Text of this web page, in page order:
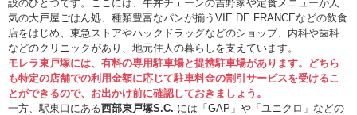
設のひとつです。ここには、牛丼チェーンの吉野家や定食メニューが人
気の大戸屋ごはん処、種類豊富なパンが揃うVIE DE FRANCEなどの飲食
店をはじめ、東急ストアやハックドラッグなどのショップ、内科や歯科
などのクリニックがあり、地元住人の暮らしを支えています。
モレラ東戸塚には、有料の専用駐車場と提携駐車場があります。どちら
も特定の店舗での利用金額に応じて駐車料金の割引サービスを受けるこ
とができるので、お出かけ前に確認しておきましょう。
一方、駅東口にある西部東戸塚S.C. には「GAP」や「ユニクロ」などの